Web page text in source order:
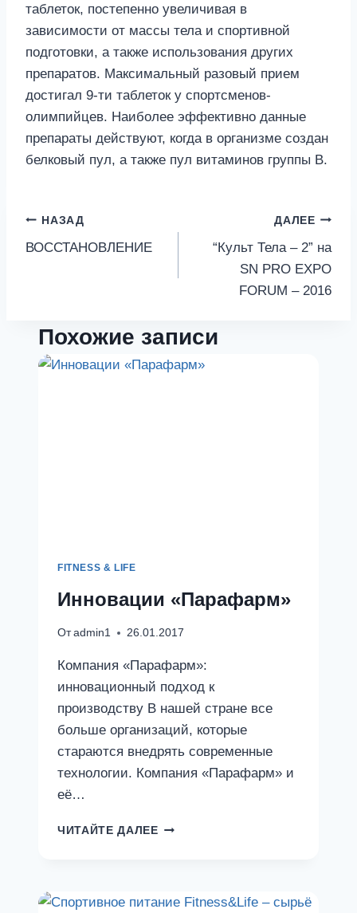
таблеток, постепенно увеличивая в
зависимости от массы тела и спортивной
подготовки, а также использования других
препаратов. Максимальный разовый прием
достигал 9-ти таблеток у спортсменов-
олимпийцев. Наиболее эффективно данные
препараты действуют, когда в организме создан
белковый пул, а также пул витаминов группы В.
Навигация
по
НАЗАД
ВОССТАНОВЛЕНИЕ
ДАЛЕЕ
“Культ Тела – 2” на
SN PRO EXPO
FORUM – 2016
Похожие записи
FITNESS & LIFE
Инновации «Парафарм»
От admin1 26.01.2017
Компания «Парафарм»:
инновационный подход к
производству В нашей стране все
больше организаций, которые
стараются внедрять современные
технологии. Компания «Парафарм» и
её…
ЧИТАЙТЕ ДАЛЕЕИННОВАЦИИ